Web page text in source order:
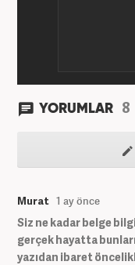
YORUMLAR 8
Murat 1 ay önce
Siz ne kadar belge
gerçek hayatta
yazıdan ibaret